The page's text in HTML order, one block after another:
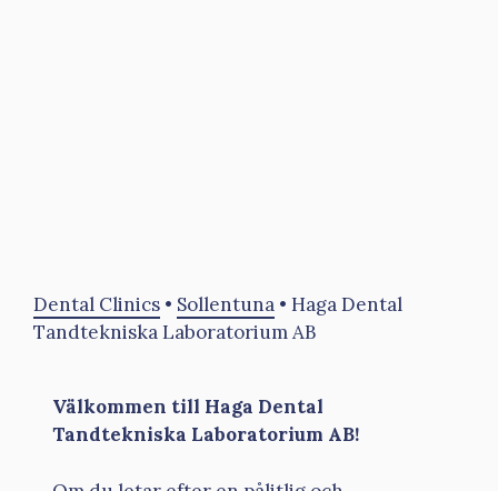
Dental Clinics • Sollentuna • Haga Dental
Tandtekniska Laboratorium AB
Välkommen till Haga Dental
Tandtekniska Laboratorium AB!